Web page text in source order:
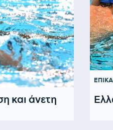
και άνετη